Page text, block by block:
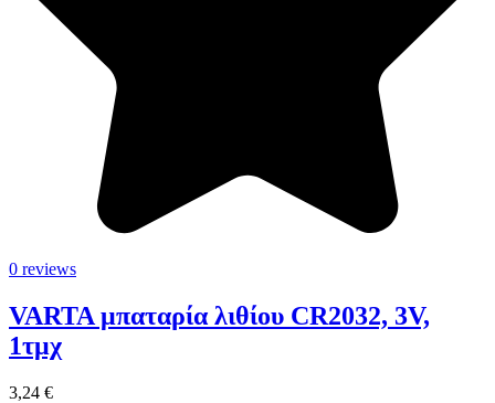
0 reviews
VARTA μπαταρία λιθίου CR2032, 3V,
1τμχ
3,24 €